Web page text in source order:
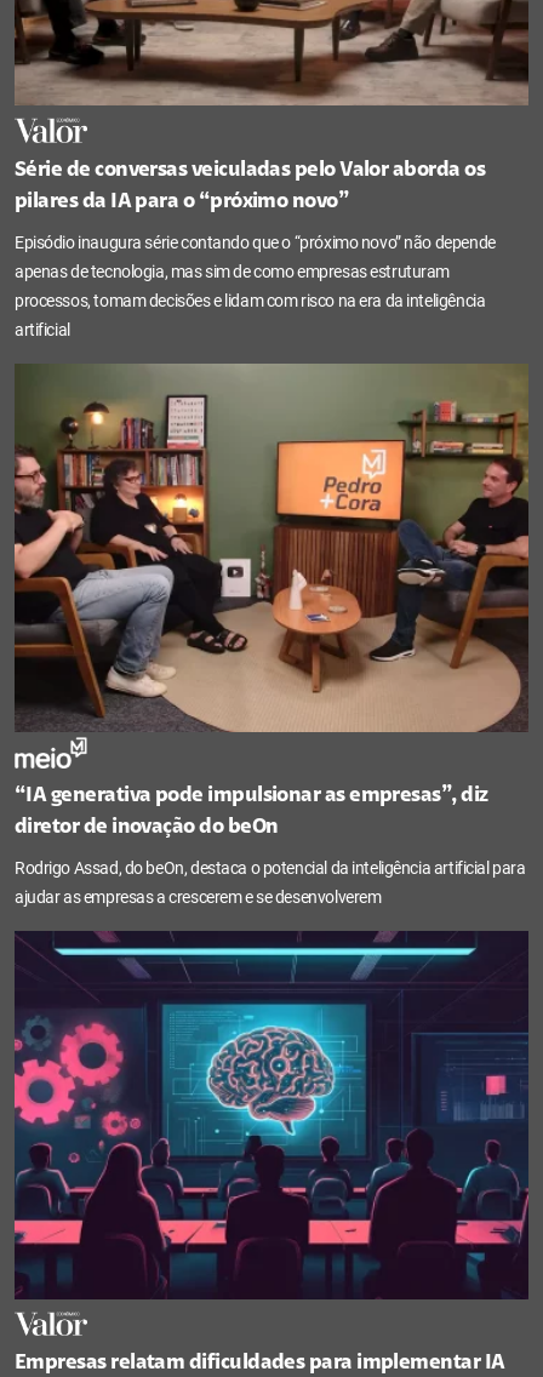
Série de conversas veiculadas pelo Valor aborda os
pilares da IA para o “próximo novo”
Episódio inaugura série contando que o “próximo novo” não depende
apenas de tecnologia, mas sim de como empresas estruturam
processos, tomam decisões e lidam com risco na era da inteligência
artificial
“IA generativa pode impulsionar as empresas”, diz
diretor de inovação do beOn
Rodrigo Assad, do beOn, destaca o potencial da inteligência artificial para
ajudar as empresas a crescerem e se desenvolverem
Empresas relatam dificuldades para implementar IA